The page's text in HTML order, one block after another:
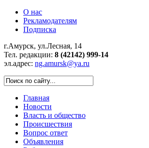
О нас
Рекламодателям
Подписка
г.Амурск, ул.Лесная, 14
Тел. редакции: 8 (42142) 999-14
эл.адрес: ng.amursk@ya.ru
Главная
Новости
Власть и общество
Происшествия
Вопрос ответ
Объявления